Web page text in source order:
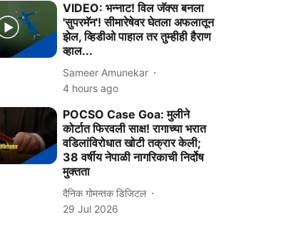
VIDEO: भन्नाट! विल जॅक्स बनला
'सुपरमॅन'! सीमारेषेवर घेतला अफलातून
झेल, व्हिडीओ पाहाल तर तुम्हीही हैराण
व्हाल...
Sameer Amunekar
4 hours ago
POCSO Case Goa: मुलीने
कोर्टात फिरवली साक्ष! रागाच्या भरात
वडिलांविरोधात खोटी तक्रार केली;
38 वर्षीय नेपाळी नागरिकाची निर्दोष
मुक्तता
दैनिक गोमन्तक डिजिटल
29 Jul 2026